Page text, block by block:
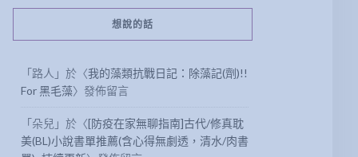
想說的話
「路人 」於〈我的藻類抗戰日記：除藻記(劑)!!
For 黑毛藻〉發佈留言
「朵兒 」於〈[防疫在家無聊指南]古代/修真耽
美(BL)小說書單推薦(含心得無劇透，清水/肉書